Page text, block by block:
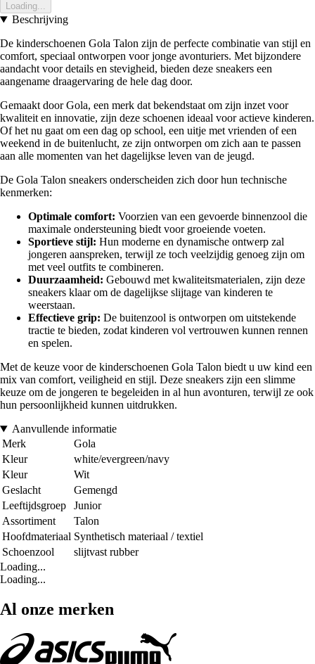
Loading...
Beschrijving
De kinderschoenen Gola Talon zijn de perfecte combinatie van stijl en
comfort, speciaal ontworpen voor jonge avonturiers. Met bijzondere
aandacht voor details en stevigheid, bieden deze sneakers een
aangename draagervaring de hele dag door.
Gemaakt door Gola, een merk dat bekendstaat om zijn inzet voor
kwaliteit en innovatie, zijn deze schoenen ideaal voor actieve kinderen.
Of het nu gaat om een dag op school, een uitje met vrienden of een
weekend in de buitenlucht, ze zijn ontworpen om zich aan te passen
aan alle momenten van het dagelijkse leven van de jeugd.
De Gola Talon sneakers onderscheiden zich door hun technische
kenmerken:
Optimale comfort: Voorzien van een gevoerde binnenzool die
maximale ondersteuning biedt voor groeiende voeten.
Sportieve stijl: Hun moderne en dynamische ontwerp zal
jongeren aanspreken, terwijl ze toch veelzijdig genoeg zijn om
met veel outfits te combineren.
Duurzaamheid: Gebouwd met kwaliteitsmaterialen, zijn deze
sneakers klaar om de dagelijkse slijtage van kinderen te
weerstaan.
Effectieve grip: De buitenzool is ontworpen om uitstekende
tractie te bieden, zodat kinderen vol vertrouwen kunnen rennen
en spelen.
Met de keuze voor de kinderschoenen Gola Talon biedt u uw kind een
mix van comfort, veiligheid en stijl. Deze sneakers zijn een slimme
keuze om de jongeren te begeleiden in al hun avonturen, terwijl ze ook
hun persoonlijkheid kunnen uitdrukken.
Aanvullende informatie
Merk
Gola
Kleur
white/evergreen/navy
Kleur
Wit
Geslacht
Gemengd
Leeftijdsgroep
Junior
Assortiment
Talon
Hoofdmateriaal Synthetisch materiaal / textiel
Schoenzool
slijtvast rubber
Loading...
Loading...
Al onze merken